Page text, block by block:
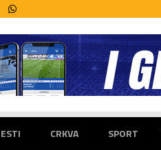
CRKVA SPORT